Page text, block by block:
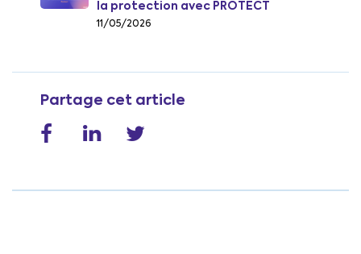
la protection avec PROTECT
11/05/2026
Partage cet article